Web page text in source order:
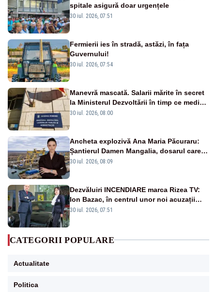
spitale asigură doar urgențele
30 iul. 2026, 07:51
Fermierii ies în stradă, astăzi, în fața
Guvernului!
30 iul. 2026, 07:54
Manevră mascată. Salarii mărite în secret
la Ministerul Dezvoltării în timp ce medicii
ies în stradă
30 iul. 2026, 08:00
Ancheta explozivă Ana Maria Păcuraru:
Șantierul Damen Mangalia, dosarul care
scufundă apărarea României
30 iul. 2026, 08:09
Dezvăluiri INCENDIARE marca Rizea TV:
Ion Bazac, în centrul unor noi acuzații
publice
30 iul. 2026, 07:51
CATEGORII POPULARE
Actualitate
Politica